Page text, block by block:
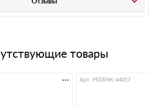
товары
Арт. PliDlPIK-44017